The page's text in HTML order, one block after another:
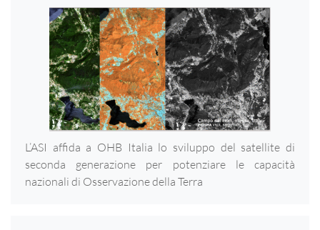
L’ASI affida a OHB Italia lo sviluppo del satellite di
seconda generazione per potenziare le capacità
nazionali di Osservazione della Terra